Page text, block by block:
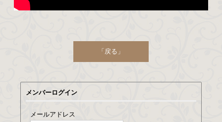
「戻る」
メンバーログイン
メールアドレス